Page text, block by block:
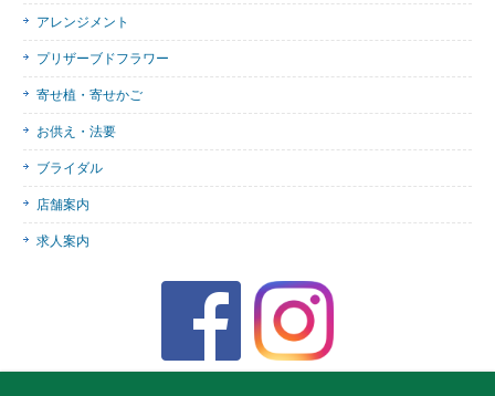
アレンジメント
プリザーブドフラワー
寄せ植・寄せかご
お供え・法要
ブライダル
店舗案内
求人案内